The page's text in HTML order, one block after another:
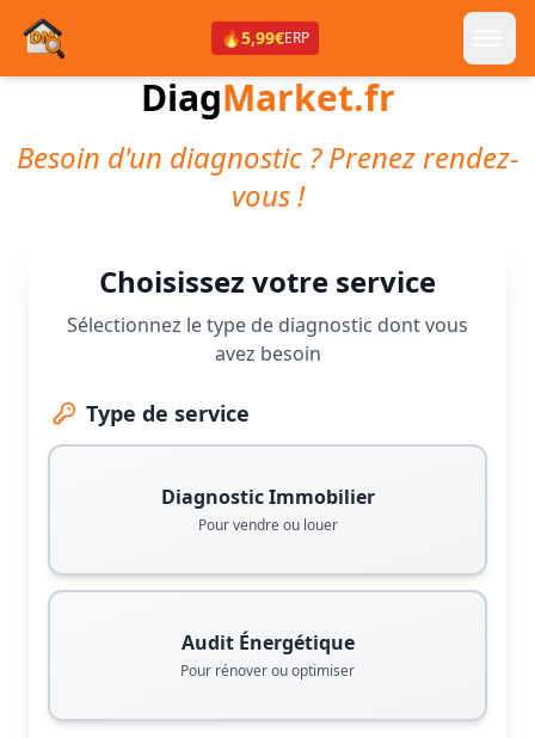
🔥5,99€ERP
DiagMarket.fr
Besoin d'un diagnostic ? Prenez rendez-
vous !
Choisissez votre service
Sélectionnez le type de diagnostic dont vous
avez besoin
Type de service
Diagnostic Immobilier
Pour vendre ou louer
Audit Énergétique
Pour rénover ou optimiser